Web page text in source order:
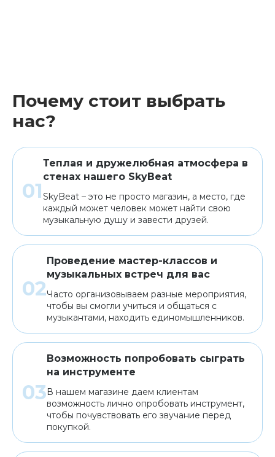
Почему стоит выбрать
нас?
Теплая и дружелюбная атмосфера в
стенах нашего SkyBeat
SkyBeat – это не просто магазин, а место, где
каждый может человек может найти свою
музыкальную душу и завести друзей.
Проведение мастер-классов и
музыкальных встреч для вас
Часто организовываем разные мероприятия,
чтобы вы смогли учиться и общаться с
музыкантами, находить единомышленников.
Возможность попробовать сыграть
на инструменте
В нашем магазине даем клиентам
возможность лично опробовать инструмент,
чтобы почувствовать его звучание перед
покупкой.